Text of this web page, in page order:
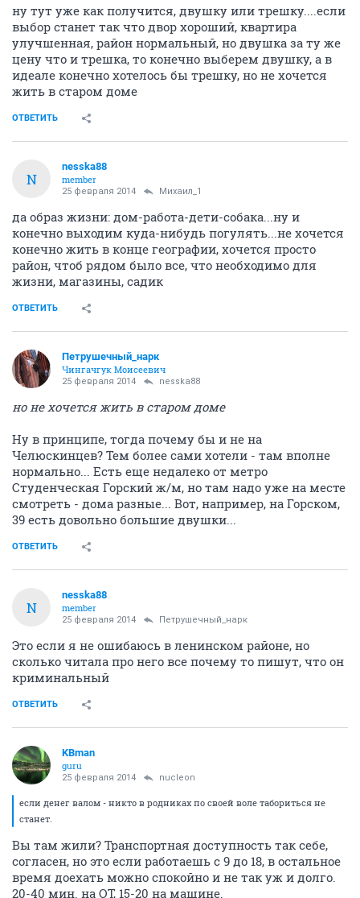
ну тут уже как получится, двушку или трешку....если
выбор станет так что двор хороший, квартира
улучшенная, район нормальный, но двушка за ту же
цену что и трешка, то конечно выберем двушку, а в
идеале конечно хотелось бы трешку, но не хочется
жить в старом доме
ОТВЕТИТЬ
N
nesska88
member
25 февраля 2014 Михаил_1
да образ жизни: дом-работа-дети-собака...ну и
конечно выходим куда-нибудь погулять...не хочется
конечно жить в конце географии, хочется просто
район, чтоб рядом было все, что необходимо для
жизни, магазины, садик
ОТВЕТИТЬ
Петрушечный_нарк
Чингачгук Моисеевич
25 февраля 2014 nesska88
но не хочется жить в старом доме
Ну в принципе, тогда почему бы и не на
Челюскинцев? Тем более сами хотели - там вполне
нормально... Есть еще недалеко от метро
Студенческая Горский ж/м, но там надо уже на месте
смотреть - дома разные... Вот, например, на Горском,
39 есть довольно большие двушки...
ОТВЕТИТЬ
N
nesska88
member
25 февраля 2014 Петрушечный_нарк
Это если я не ошибаюсь в ленинском районе, но
сколько читала про него все почему то пишут, что он
криминальный
ОТВЕТИТЬ
KBman
guru
25 февраля 2014 nucleon
если денег валом - никто в родниках по своей воле табориться не
станет.
Вы там жили? Транспортная доступность так себе,
согласен, но это если работаешь с 9 до 18, в остальное
время доехать можно спокойно и не так уж и долго.
20-40 мин. на ОТ, 15-20 на машине.